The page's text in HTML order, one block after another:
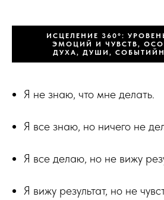
ИСЦЕЛЕНИЕ 360°:
ЭМОЦИЙ И ЧУВСТВ,
ДУХА, ДУШИ,
Я не знаю, что мне делать.
Я все знаю, но ничего не
Я все делаю, но не вижу
Я вижу результат, но не